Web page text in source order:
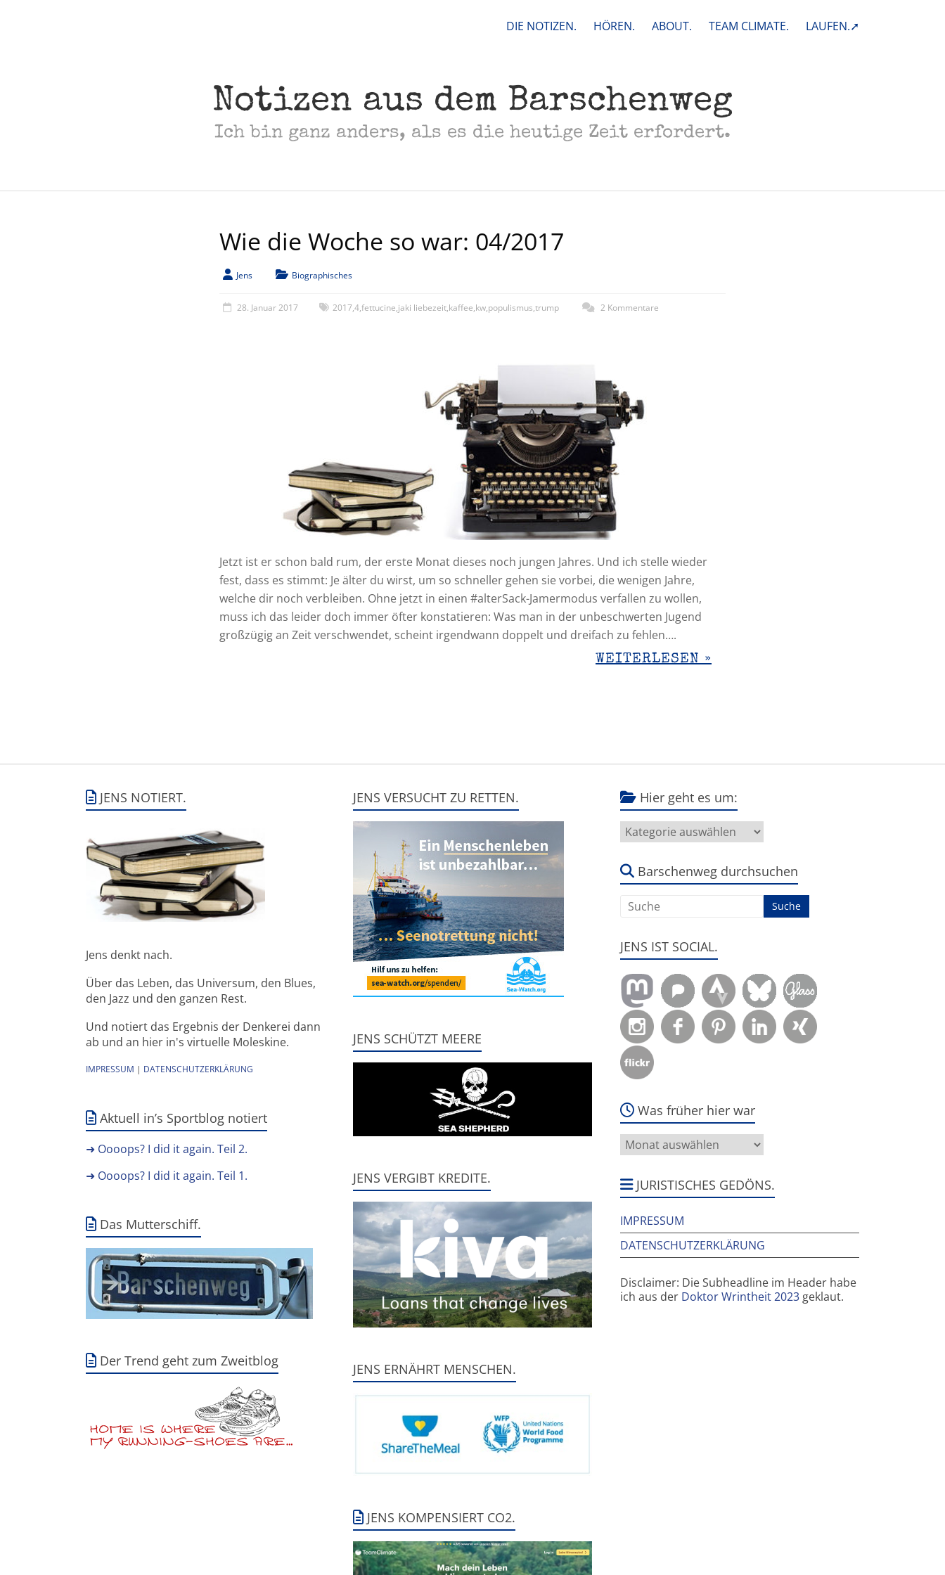
DIE NOTIZEN. HÖREN. ABOUT. TEAM CLIMATE. LAUFEN.➚
Notizen aus dem Barschenweg
Ich bin ganz anders, als es die heutige Zeit erfordert.
Wie die Woche so war: 04/2017
Jens Biographisches
28. Januar 2017 2017,4,fettucine,jaki liebezeit,kaffee,kw,populismus,trump 2 Kommentare
Jetzt ist er schon bald rum, der erste Monat dieses noch jungen Jahres. Und ich stelle wieder
fest, dass es stimmt: Je älter du wirst, um so schneller gehen sie vorbei, die wenigen Jahre,
welche dir noch verbleiben. Ohne jetzt in einen #alterSack-Jamermodus verfallen zu wollen,
muss ich das leider doch immer öfter konstatieren: Was man in der unbeschwerten Jugend
großzügig an Zeit verschwendet, scheint irgendwann doppelt und dreifach zu fehlen….
WEITERLESEN »
JENS NOTIERT.
Jens denkt nach.
Über das Leben, das Universum, den Blues,
den Jazz und den ganzen Rest.
Und notiert das Ergebnis der Denkerei dann
ab und an hier in's virtuelle Moleskine.
IMPRESSUM | DATENSCHUTZERKLÄRUNG
Aktuell in’s Sportblog notiert
➜ Oooops? I did it again. Teil 2.
➜ Oooops? I did it again. Teil 1.
Das Mutterschiff.
Der Trend geht zum Zweitblog
JENS VERSUCHT ZU RETTEN.
JENS SCHÜTZT MEERE
JENS VERGIBT KREDITE.
JENS ERNÄHRT MENSCHEN.
JENS KOMPENSIERT CO2.
Hier geht es um:
Hier
geht
um:Barschenweg durchsuchen
JENS IST SOCIAL.
Was früher hier war
Was
früher
warJURISTISCHES GEDÖNS.
IMPRESSUM
DATENSCHUTZERKLÄRUNG
Disclaimer: Die Subheadline im Header habe
ich aus der Doktor Wrintheit 2023 geklaut.